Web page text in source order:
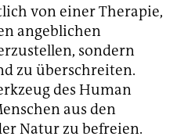
von einer Therapie,
angeblichen
sondern
zu überschreiten.
des Human
aus den
Natur zu befreien.